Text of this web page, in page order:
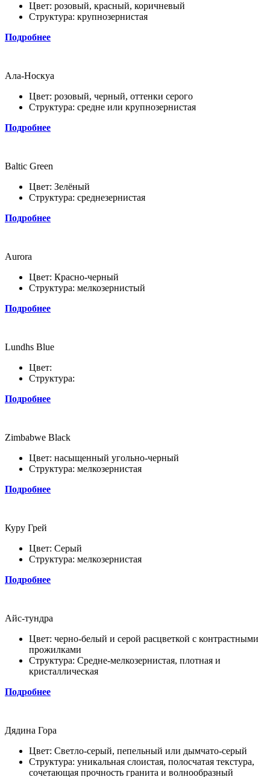
Цвет: розовый, красный, коричневый
Структура: крупнозернистая
Подробнее
Ала-Носкуа
Цвет: розовый, черный, оттенки серого
Структура: средне или крупнозернистая
Подробнее
Baltic Green
Цвет: Зелёный
Структура: среднезернистая
Подробнее
Aurora
Цвет: Красно-черный
Структура: мелкозернистый
Подробнее
Lundhs Blue
Цвет:
Структура:
Подробнее
Zimbabwe Black
Цвет: насыщенный угольно-черный
Структура: мелкозернистая
Подробнее
Куру Грей
Цвет: Серый
Структура: мелкозернистая
Подробнее
Айс-тундра
Цвет: черно-белый и серой расцветкой с контрастными
прожилками
Структура: Средне-мелкозернистая, плотная и
кристаллическая
Подробнее
Дядина Гора
Цвет: Светло-серый, пепельный или дымчато-серый
Структура: уникальная слоистая, полосчатая текстура,
сочетающая прочность гранита и волнообразный